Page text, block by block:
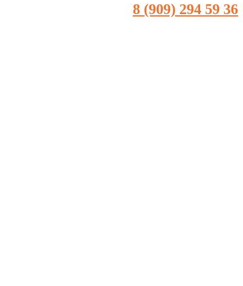
8 (909) 294 59 36